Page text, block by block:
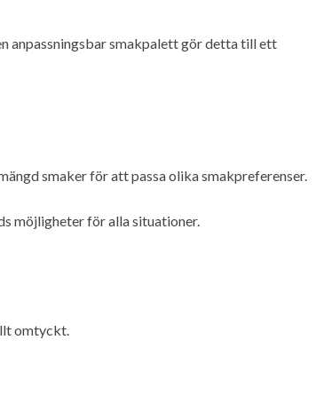
anpassningsbar smakpalett gör detta till ett
smaker för att passa olika smakpreferenser.
möjligheter för alla situationer.
omtyckt.